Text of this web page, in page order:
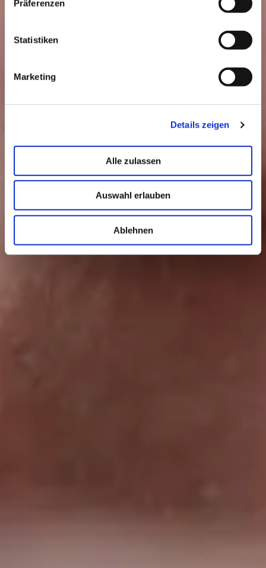
Präferenzen
Statistiken
Marketing
Details zeigen
Alle zulassen
Auswahl erlauben
Ablehnen